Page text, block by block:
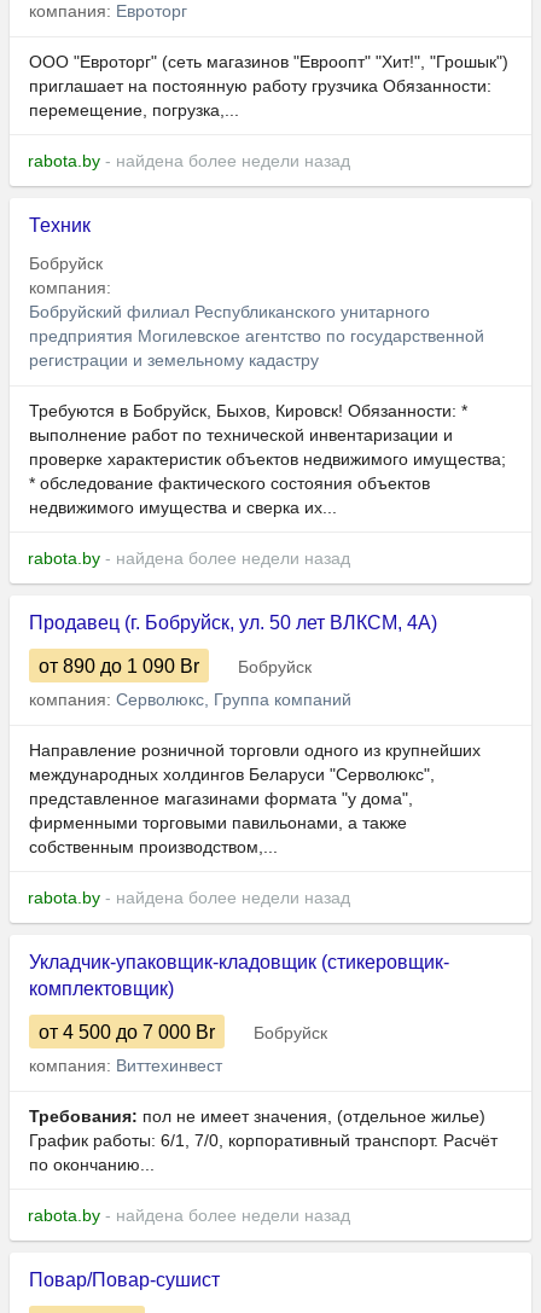
компания: Евроторг
ООО "Евроторг" (сеть магазинов "Евроопт" "Хит!", "Грошык")
приглашает на постоянную работу грузчика Обязанности:
перемещение, погрузка,...
rabota.by - найдена более недели назад
Техник
Бобруйск
компания:
Бобруйский филиал Республиканского унитарного
предприятия Могилевское агентство по государственной
регистрации и земельному кадастру
Требуются в Бобруйск, Быхов, Кировск! Обязанности: *
выполнение работ по технической инвентаризации и
проверке характеристик объектов недвижимого имущества;
* обследование фактического состояния объектов
недвижимого имущества и сверка их...
rabota.by - найдена более недели назад
Продавец (г. Бобруйск, ул. 50 лет ВЛКСМ, 4А)
от 890 до 1 090 Br
Бобруйск
компания: Серволюкс, Группа компаний
Направление розничной торговли одного из крупнейших
международных холдингов Беларуси "Серволюкс",
представленное магазинами формата "у дома",
фирменными торговыми павильонами, а также
собственным производством,...
rabota.by - найдена более недели назад
Укладчик-упаковщик-кладовщик (стикеровщик-
комплектовщик)
от 4 500 до 7 000 Br
Бобруйск
компания: Виттехинвест
Требования: пол не имеет значения, (отдельное жилье)
График работы: 6/1, 7/0, корпоративный транспорт. Расчёт
по окончанию...
rabota.by - найдена более недели назад
Повар/Повар-сушист